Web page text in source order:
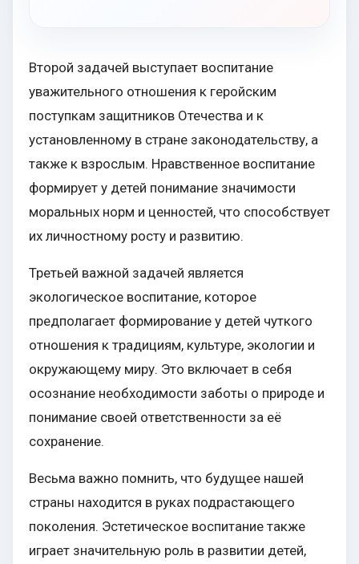
Второй задачей выступает воспитание
уважительного отношения к геройским
поступкам защитников Отечества и к
установленному в стране законодательству, а
также к взрослым. Нравственное воспитание
формирует у детей понимание значимости
моральных норм и ценностей, что способствует
их личностному росту и развитию.
Третьей важной задачей является
экологическое воспитание, которое
предполагает формирование у детей чуткого
отношения к традициям, культуре, экологии и
окружающему миру. Это включает в себя
осознание необходимости заботы о природе и
понимание своей ответственности за её
сохранение.
Весьма важно помнить, что будущее нашей
страны находится в руках подрастающего
поколения. Эстетическое воспитание также
играет значительную роль в развитии детей,